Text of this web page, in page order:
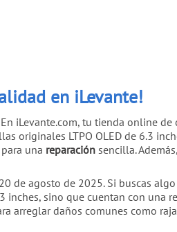
en iLevante!
iLevante.com, tu tienda online
originales LTPO OLED de 6.3
una reparación sencilla.
de agosto de 2025. Si buscas
inches, sino que cuentan con una
arreglar daños comunes como